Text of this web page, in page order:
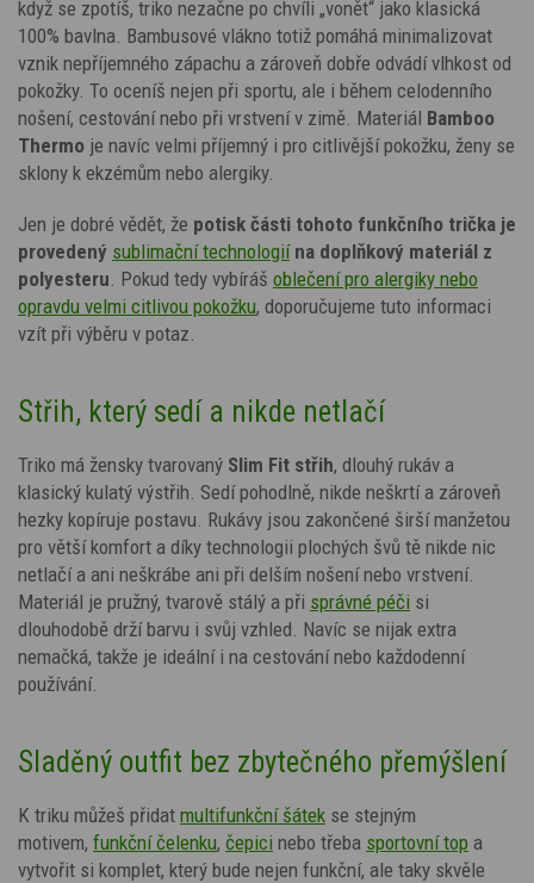
když se zpotíš, triko nezačne po chvíli „vonět“ jako klasická
100% bavlna. Bambusové vlákno totiž pomáhá minimalizovat
vznik nepříjemného zápachu a zároveň dobře odvádí vlhkost od
pokožky. To oceníš nejen při sportu, ale i během celodenního
nošení, cestování nebo při vrstvení v zimě. Materiál Bamboo
Thermo je navíc velmi příjemný i pro citlivější pokožku, ženy se
sklony k ekzémům nebo alergiky.
Jen je dobré vědět, že potisk části tohoto funkčního trička je
provedený sublimační technologiína doplňkový materiál z
polyesteru . Pokud tedy vybíráš oblečení pro alergiky nebo
opravdu velmi citlivou pokožku, doporučujeme tuto informaci
vzít při výběru v potaz.
Střih, který sedí a nikde netlačí
Triko má žensky tvarovaný Slim Fit střih, dlouhý rukáv a
klasický kulatý výstřih. Sedí pohodlně, nikde neškrtí a zároveň
hezky kopíruje postavu. Rukávy jsou zakončené širší manžetou
pro větší komfort a díky technologii plochých švů tě nikde nic
netlačí a ani neškrábe ani při delším nošení nebo vrstvení.
Materiál je pružný, tvarově stálý a při správné péči si
dlouhodobě drží barvu i svůj vzhled. Navíc se nijak extra
nemačká, takže je ideální i na cestování nebo každodenní
používání.
Sladěný outfit bez zbytečného přemýšlení
K triku můžeš přidat multifunkční šátek se stejným
motivem, funkční čelenku, čepici nebo třeba sportovní top a
vytvořit si komplet, který bude nejen funkční, ale taky skvěle